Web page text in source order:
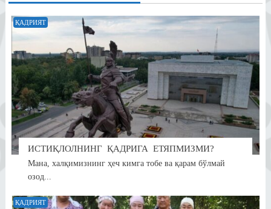
ҚАДРИЯТ
ИСТИҚЛОЛНИНГ ҚАДРИГА ЕТЯПМИЗМИ?
Мана, халқимизнинг ҳеч кимга тобе ва қарам бўлмай
озод...
ҚАДРИЯТ